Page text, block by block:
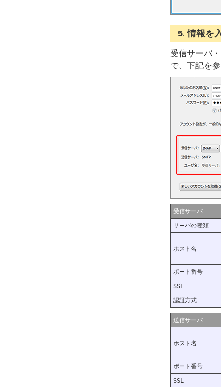
5. 情報を
受信サーバ
で、下記を
受信サーバ
サーバの種類
ホスト名
ポート番号
SSL
認証方式
送信サーバ
ホスト名
ポート番号
SSL